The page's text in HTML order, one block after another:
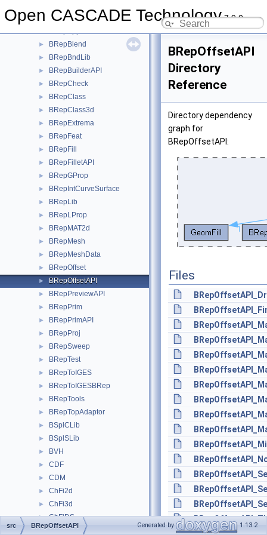
Open CASCADE Technology7.9.0
BRepAlgoAPI
► BRepBlend
► BRepBndLib
► BRepBuilderAPI
► BRepCheck
► BRepClass
► BRepClass3d
► BRepExtrema
► BRepFeat
► BRepFill
► BRepFilletAPI
► BRepGProp
► BRepIntCurveSurface
► BRepLib
► BRepLProp
► BRepMAT2d
► BRepMesh
► BRepMeshData
► BRepOffset
► BRepOffsetAPI
► BRepPreviewAPI
► BRepPrim
► BRepPrimAPI
► BRepProj
► BRepSweep
► BRepTest
► BRepToIGES
► BRepToIGESBRep
► BRepTools
► BRepTopAdaptor
► BSplCLib
► BSplSLib
► BVH
► CDF
► CDM
► ChFi2d
► ChFi3d
► ChFiDS
► ChFiKPart
BRepOffsetAPI
Directory
Reference
Directory dependency
graph for
BRepOffsetAPI:
Files
src BRepOffsetAPI Generated by 1.13.2